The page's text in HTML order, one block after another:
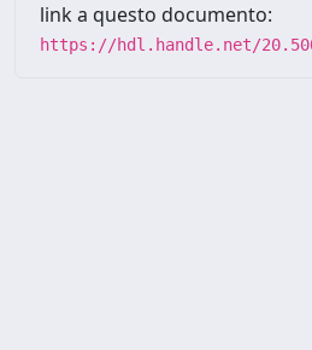
link a questo documento:
https://hdl.handle.net/